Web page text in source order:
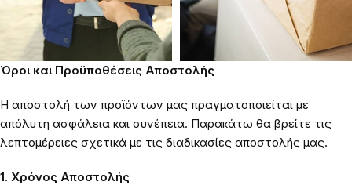
Όροι και Προϋποθέσεις Αποστολής
Η αποστολή των προϊόντων μας πραγματοποιείται με
απόλυτη ασφάλεια και συνέπεια. Παρακάτω θα βρείτε τις
λεπτομέρειες σχετικά με τις διαδικασίες αποστολής μας.
1. Χρόνος Αποστολής